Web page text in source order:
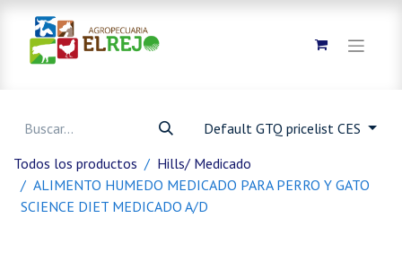
Default GTQ pricelist CES
Todos los productos
Hills/ Medicado
ALIMENTO HUMEDO MEDICADO PARA PERRO Y GATO
SCIENCE DIET MEDICADO A/D